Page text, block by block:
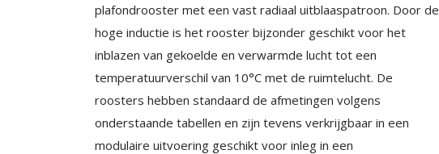
plafondrooster met een vast radiaal uitblaaspatroon. Door de
hoge inductie is het rooster bijzonder geschikt voor het
inblazen van gekoelde en verwarmde lucht tot een
temperatuurverschil van 10°C met de ruimtelucht. De
roosters hebben standaard de afmetingen volgens
onderstaande tabellen en zijn tevens verkrijgbaar in een
modulaire uitvoering geschikt voor inleg in een